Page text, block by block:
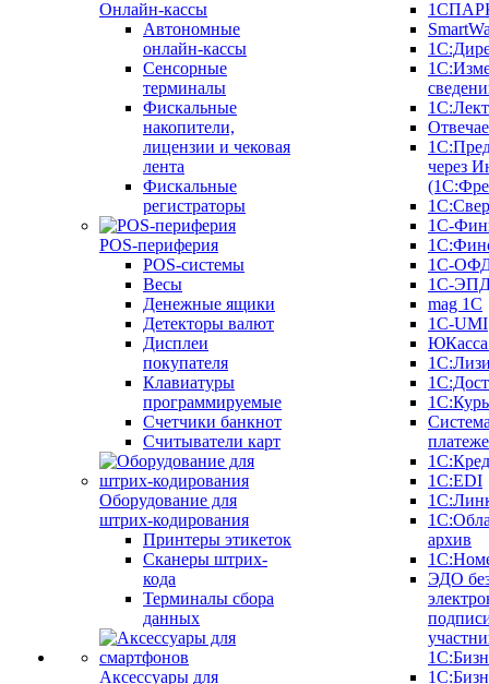
Онлайн-кассы
Автономные
онлайн-кассы
Сенсорные
терминалы
Фискальные
накопители,
лицензии и чековая
лента
Фискальные
регистраторы
POS-периферия
POS-системы
Весы
Денежные ящики
Детекторы валют
Дисплеи
покупателя
Клавиатуры
программируемые
Счетчики банкнот
Считыватели карт
Оборудование для
штрих-кодирования
Принтеры этикеток
Сканеры штрих-
кода
Терминалы сбора
данных
Аксессуары для
через
1С-
1С-
1С-
mag 1C
1C-UMI
1С:EDI
архив
ЭДО